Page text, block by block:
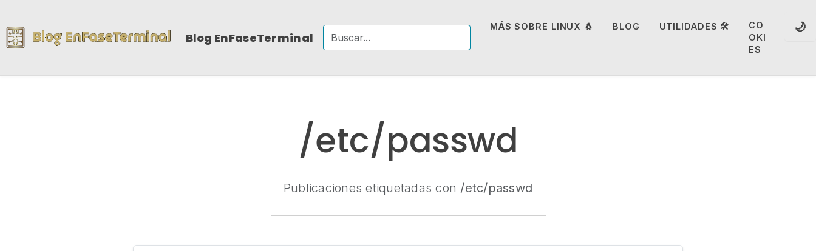
Blog EnFaseTerminal
MÁS SOBRE LINUX 🐧 BLOG UTILIDADES 🛠️
CO
OKI
ES
🌙
/etc/passwd
Publicaciones etiquetadas con /etc/passwd